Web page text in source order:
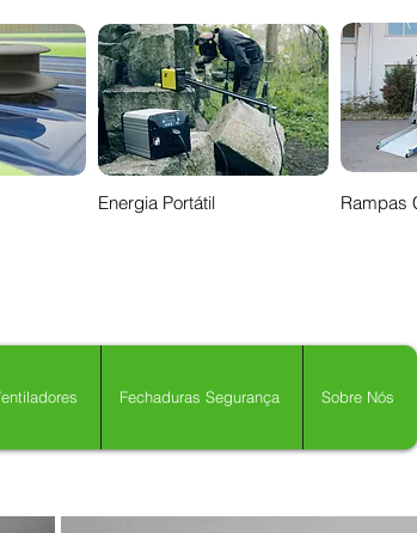
Energia Portátil Rampas
Fechaduras Segurança Sobre Nós